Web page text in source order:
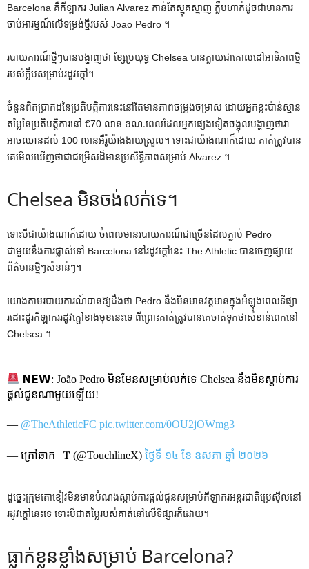
Barcelona គឺកីឡាករ Julian Alvarez កាន់តែស្មុគស្មាញ ក្លឹបហាក់ដូចជាមានការ
ចាប់អារម្មណ៍លើទម្រង់ថ្មីរបស់ Joao Pedro ។
របាយការណ៍ថ្មីៗបានបង្ហាញថា ខ្សែប្រយុទ្ធ Chelsea បានក្លាយជាគោលដៅអាទិភាពថ្មី
របស់ក្លឹបសម្រាប់រដូវក្តៅ។
ចំនួនពិតប្រាកដនៃប្រតិបត្តិការនេះនៅតែមានភាពចម្រូងចម្រាស ដោយអ្នកខ្លះប៉ាន់ស្មាន
តម្លៃនៃប្រតិបត្តិការនៅ €70 លាន ខណៈពេលដែលអ្នកផ្សេងទៀតចង្អុលបង្ហាញថាវា
អាចឈានដល់ 100 លានអឺរ៉ូយ៉ាងងាយស្រួល។ ទោះជាយ៉ាងណាក៏ដោយ គាត់ត្រូវបាន
គេមើលឃើញថាជាជម្រើសដ៏មានប្រសិទ្ធិភាពសម្រាប់ Alvarez ។
Chelsea មិនចង់លក់ទេ។
ទោះបីជាយ៉ាងណាក៏ដោយ ចំពេលមានរបាយការណ៍ជាច្រើនដែលភ្ជាប់ Pedro
ជាមួយនឹងការផ្លាស់ទៅ Barcelona នៅរដូវក្តៅនេះ The Athletic បានចេញផ្សាយ
ព័ត៌មានថ្មីៗសំខាន់ៗ។
យោងតាមរបាយការណ៍បានឱ្យដឹងថា Pedro នឹងមិនមានវត្តមានក្នុងអំឡុងពេលទីផ្សា
រដោះដូរកីឡាកររដូវក្តៅខាងមុខនេះទេ ពីព្រោះគាត់ត្រូវបានគេចាត់ទុកថាសំខាន់ពេកនៅ
Chelsea ។
𝗡𝗘𝗪: João Pedro មិនមែនសម្រាប់លក់ទេ Chelsea នឹងមិនស្តាប់ការ
ផ្តល់ជូនណាមួយឡើយ!
— @TheAthleticFC pic.twitter.com/0OU2jOWmg3
— ក្រៅឆាក | 𝐓 (@TouchlineX) ថ្ងៃទី ១៤ ខែ ឧសភា ឆ្នាំ ២០២៦
ដូច្នេះក្រុមតោខៀវមិនមានបំណងស្តាប់ការផ្តល់ជូនសម្រាប់កីឡាករអន្តរជាតិប្រេស៊ីលនៅ
រដូវក្តៅនេះទេ ទោះបីជាតម្លៃរបស់គាត់នៅលើទីផ្សារក៏ដោយ។
ធ្លាក់​ខ្លួន​ខ្លាំង​សម្រាប់ Barcelona?